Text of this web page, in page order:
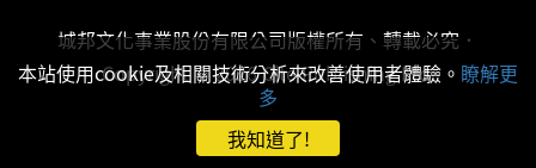
城邦文化事業股份有限公司版權所有、轉載必究．
Copyright © 2026 Cite Publishing Ltd.
本站使用cookie及相關技術分析來改善使用者體驗。 瞭解更
多
我知道了!